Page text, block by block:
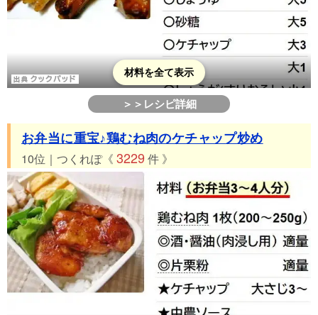
材料を全て表示
＞＞レシピ詳細
お弁当に重宝♪鶏むね肉のケチャップ炒め
10位｜つくれぽ《 3229 件 》